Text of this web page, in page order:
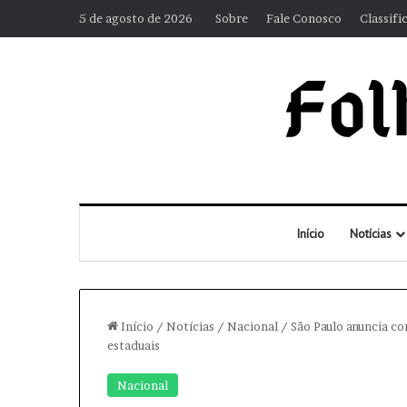
5 de agosto de 2026 Sobre Fale Conosco
Início Notícias
Início / Notícias / Nacional / São Paulo anuncia
estaduais
Nacional